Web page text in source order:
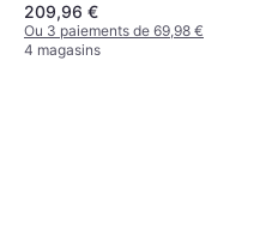
209,96 €
Ou 3 paiements de 69,98 €
4 magasins